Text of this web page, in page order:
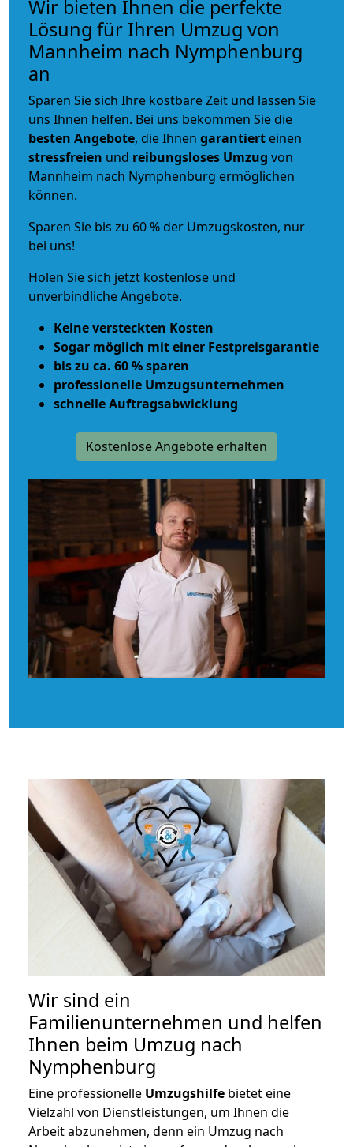
Wir bieten Ihnen die perfekte
Lösung für Ihren Umzug von
Mannheim nach Nymphenburg
an
Sparen Sie sich Ihre kostbare Zeit und lassen Sie
uns Ihnen helfen. Bei uns bekommen Sie die
besten Angebote, die Ihnen garantiert einen
stressfreien und reibungsloses Umzug von
Mannheim nach Nymphenburg ermöglichen
können.
Sparen Sie bis zu 60 % der Umzugskosten, nur
bei uns!
Holen Sie sich jetzt kostenlose und
unverbindliche Angebote.
Keine versteckten Kosten
Sogar möglich mit einer Festpreisgarantie
bis zu ca. 60 % sparen
professionelle Umzugsunternehmen
schnelle Auftragsabwicklung
Kostenlose Angebote erhalten
Wir sind ein
Familienunternehmen und helfen
Ihnen beim Umzug nach
Nymphenburg
Eine professionelle Umzugshilfe bietet eine
Vielzahl von Dienstleistungen, um Ihnen die
Arbeit abzunehmen, denn ein Umzug nach